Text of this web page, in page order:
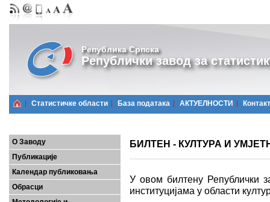
Република Српска
Републички завод за
Статистичке области Базa података АКТУЕЛНОСТИ Контакт
О Заводу
Публикације
Календар публиковања
Обрасци
БИЛТЕН - КУЛТУРА И
У овом билтену Републички
институцијама у области